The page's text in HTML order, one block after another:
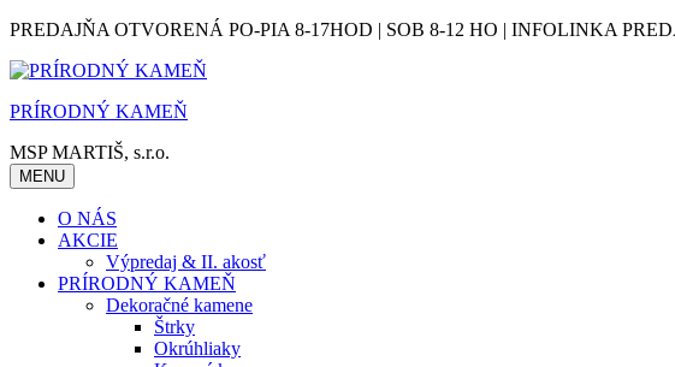
Skip
content
PREDAJŇA OTVORENÁ PO-PIA 8-17HOD | SOB 8-12 HO | INFOLINKA
PRÍRODNÝ KAMEŇ
MSP MARTIŠ, s.r.o.
MENU
O NÁS
AKCIE
Výpredaj & II. akosť
PRÍRODNÝ KAMEŇ
Dekoračné kamene
Štrky
Okrúhliaky